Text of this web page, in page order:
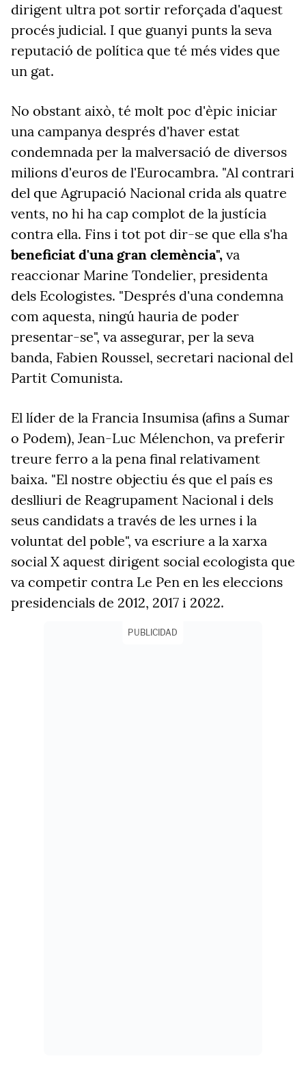
dirigent ultra pot sortir reforçada d'aquest
procés judicial. I que guanyi punts la seva
reputació de política que té més vides que
un gat.
No obstant això, té molt poc d'èpic iniciar
una campanya després d'haver estat
condemnada per la malversació de diversos
milions d'euros de l'Eurocambra. "Al contrari
del que Agrupació Nacional crida als quatre
vents, no hi ha cap complot de la justícia
contra ella. Fins i tot pot dir-se que ella s'ha
beneficiat d'una gran clemència", va
reaccionar Marine Tondelier, presidenta
dels Ecologistes. "Després d'una condemna
com aquesta, ningú hauria de poder
presentar-se", va assegurar, per la seva
banda, Fabien Roussel, secretari nacional del
Partit Comunista.
El líder de la Francia Insumisa (afins a Sumar
o Podem), Jean-Luc Mélenchon, va preferir
treure ferro a la pena final relativament
baixa. "El nostre objectiu és que el país es
deslliuri de Reagrupament Nacional i dels
seus candidats a través de les urnes i la
voluntat del poble", va escriure a la xarxa
social X aquest dirigent social ecologista que
va competir contra Le Pen en les eleccions
presidencials de 2012, 2017 i 2022.
PUBLICIDAD